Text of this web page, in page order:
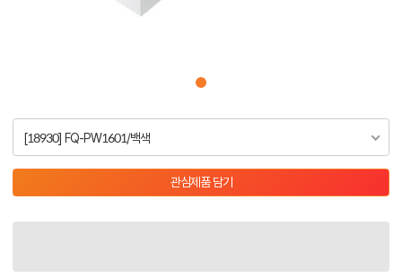
[18930] FQ-PW1601/백색
관심제품 담기